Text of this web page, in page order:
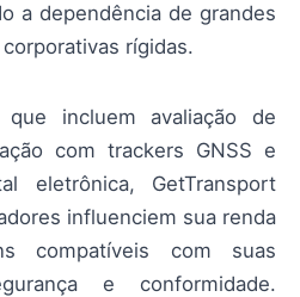
a dependência de grandes
rígidas.
que incluem avaliação de
com trackers GNSS e
eletrônica, GetTransport
influenciem sua renda
compatíveis com suas
e conformidade.